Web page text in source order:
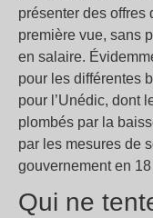
présenter des offres
première vue, sans
en salaire.
pour les différentes
pour l’Unédic, dont
plombés par la
par les mesures de
gouvernement en
Qui ne